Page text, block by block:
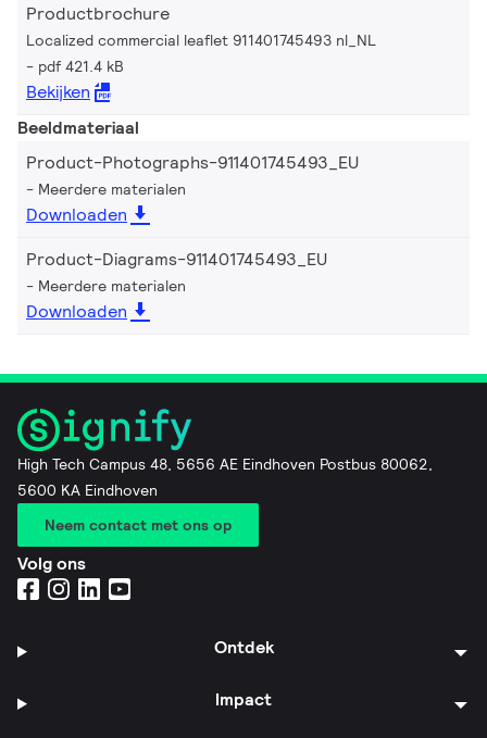
Productbrochure
Localized commercial leaflet 911401745493 nl_NL
pdf 421.4 kB
Bekijken
Beeldmateriaal
Product-Photographs-911401745493_EU
Meerdere materialen
Downloaden
Product-Diagrams-911401745493_EU
Meerdere materialen
Downloaden
High Tech Campus 48, 5656 AE Eindhoven Postbus 80062,
5600 KA Eindhoven
Neem contact met ons op
Volg ons
Ontdek
Impact